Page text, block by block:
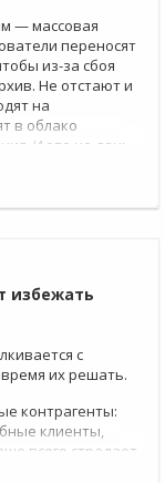
— массовая
переносят
из-за сбоя
Не отстают и
на
в облако
И это не дань
избежать
с
их решать.
контрагенты:
клиенты,
всего страдает
несет в себе